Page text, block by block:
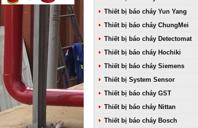
Thiết bị báo cháy Yun Yang
Thiết bị báo cháy ChungMei
Thiết bị báo cháy Detectomat
Thiết bị báo cháy Hochiki
Thiết bị báo cháy Siemens
Thiết bị System Sensor
Thiết bị báo cháy GST
Thiết bị báo cháy Nittan
Thiết bị báo cháy Bosch